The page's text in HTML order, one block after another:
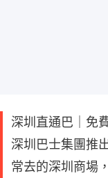
深圳直通巴｜免
深圳巴士集團推
常去的深圳商場